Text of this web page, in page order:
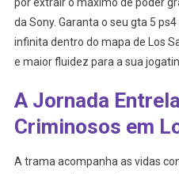
da Sony. Garanta o seu gta 5
infinita dentro do mapa de Los
e maior fluidez para a sua
A Jornada
Criminosos em
A trama acompanha as vidas